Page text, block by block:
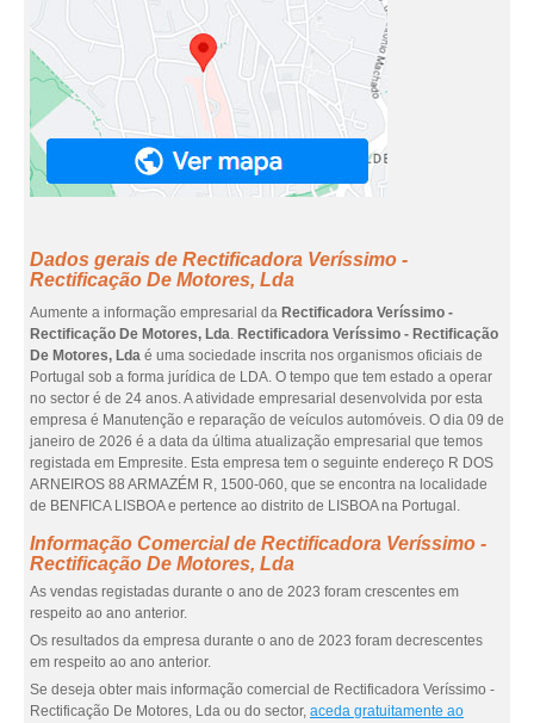
Dados gerais de Rectificadora Veríssimo -
Rectificação De Motores, Lda
Aumente a informação empresarial da Rectificadora Veríssimo -
Rectificação De Motores, Lda. Rectificadora Veríssimo - Rectificação
De Motores, Lda é uma sociedade inscrita nos organismos oficiais de
Portugal sob a forma jurídica de LDA. O tempo que tem estado a operar
no sector é de 24 anos. A atividade empresarial desenvolvida por esta
empresa é Manutenção e reparação de veículos automóveis. O dia 09 de
janeiro de 2026 é a data da última atualização empresarial que temos
registada em Empresite. Esta empresa tem o seguinte endereço R DOS
ARNEIROS 88 ARMAZÉM R, 1500-060, que se encontra na localidade
de BENFICA LISBOA e pertence ao distrito de LISBOA na Portugal.
Informação Comercial de Rectificadora Veríssimo -
Rectificação De Motores, Lda
As vendas registadas durante o ano de 2023 foram crescentes em
respeito ao ano anterior.
Os resultados da empresa durante o ano de 2023 foram decrescentes
em respeito ao ano anterior.
Se deseja obter mais informação comercial de Rectificadora Veríssimo -
Rectificação De Motores, Lda ou do sector, aceda gratuitamente ao